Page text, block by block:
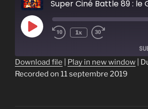
Play
Episode
1x
SHARE
Download file Play in new window
Recorded on 11 septembre 2019